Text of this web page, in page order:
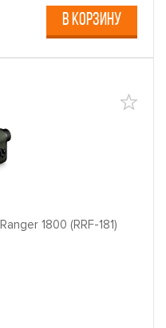
В КОРЗИНУ
1800 (RRF-181)